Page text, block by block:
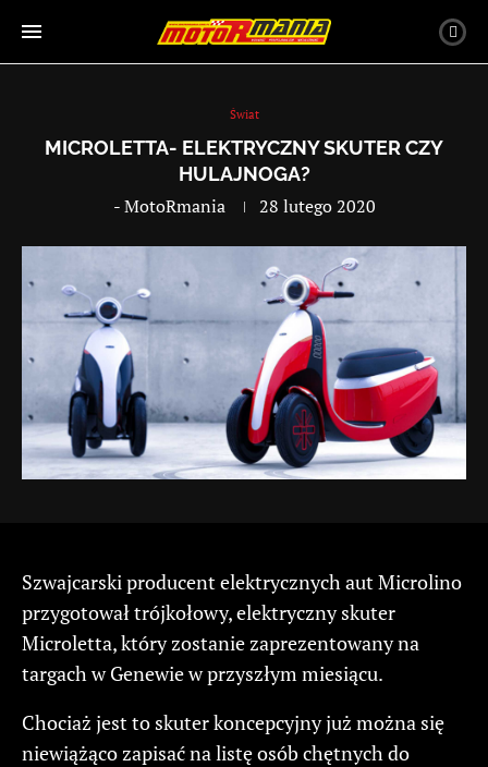
Świat
MICROLETTA- ELEKTRYCZNY SKUTER CZY
HULAJNOGA?
-MotoRmania 28 lutego 2020
Szwajcarski producent elektrycznych aut Microlino
przygotował trójkołowy, elektryczny skuter
Microletta, który zostanie zaprezentowany na
targach w Genewie w przyszłym miesiącu.
Chociaż jest to skuter koncepcyjny już można się
niewiążąco zapisać na listę osób chętnych do